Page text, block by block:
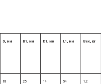
D, мм B1, мм D1, мм L1, мм Вес, кг
18 25 14 54 1,2